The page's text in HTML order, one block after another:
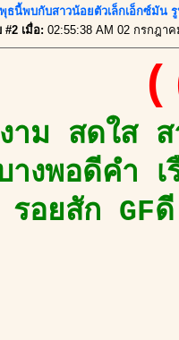
ธนี้พบกับสาวน้อยตัวเล็กเอ็กซ์มัน
#2 เมื่อ: 02:55:38 AM 02 กรกฎาค
าม สดใส
างพอดีคำ
รอยสัก GF